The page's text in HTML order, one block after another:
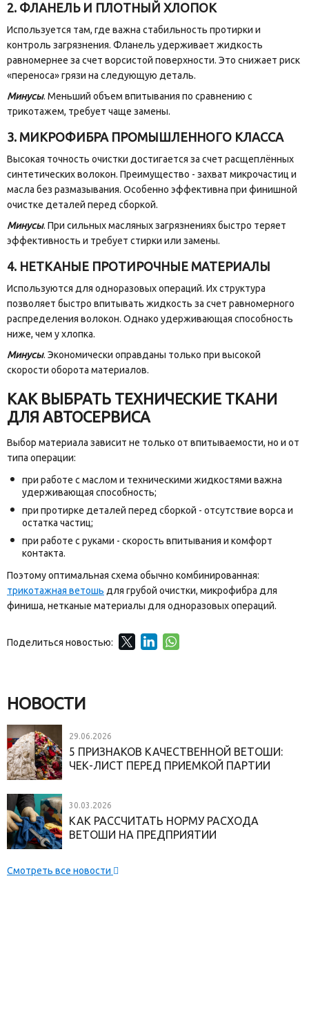
2. ФЛАНЕЛЬ И ПЛОТНЫЙ ХЛОПОК
Используется там, где важна стабильность протирки и
контроль загрязнения. Фланель удерживает жидкость
равномернее за счет ворсистой поверхности. Это снижает риск
«переноса» грязи на следующую деталь.
Минусы. Меньший объем впитывания по сравнению с
трикотажем, требует чаще замены.
3. МИКРОФИБРА ПРОМЫШЛЕННОГО КЛАССА
Высокая точность очистки достигается за счет расщеплённых
синтетических волокон. Преимущество - захват микрочастиц и
масла без размазывания. Особенно эффективна при финишной
очистке деталей перед сборкой.
Минусы. При сильных масляных загрязнениях быстро теряет
эффективность и требует стирки или замены.
4. НЕТКАНЫЕ ПРОТИРОЧНЫЕ МАТЕРИАЛЫ
Используются для одноразовых операций. Их структура
позволяет быстро впитывать жидкость за счет равномерного
распределения волокон. Однако удерживающая способность
ниже, чем у хлопка.
Минусы. Экономически оправданы только при высокой
скорости оборота материалов.
КАК ВЫБРАТЬ ТЕХНИЧЕСКИЕ ТКАНИ
ДЛЯ АВТОСЕРВИСА
Выбор материала зависит не только от впитываемости, но и от
типа операции:
при работе с маслом и техническими жидкостями важна
удерживающая способность;
при протирке деталей перед сборкой - отсутствие ворса и
остатка частиц;
при работе с руками - скорость впитывания и комфорт
контакта.
Поэтому оптимальная схема обычно комбинированная:
трикотажная ветошь для грубой очистки, микрофибра для
финиша, нетканые материалы для одноразовых операций.
Поделиться новостью:
НОВОСТИ
29.06.2026
5 ПРИЗНАКОВ КАЧЕСТВЕННОЙ ВЕТОШИ:
ЧЕК-ЛИСТ ПЕРЕД ПРИЕМКОЙ ПАРТИИ
30.03.2026
КАК РАССЧИТАТЬ НОРМУ РАСХОДА
ВЕТОШИ НА ПРЕДПРИЯТИИ
Смотреть все новости